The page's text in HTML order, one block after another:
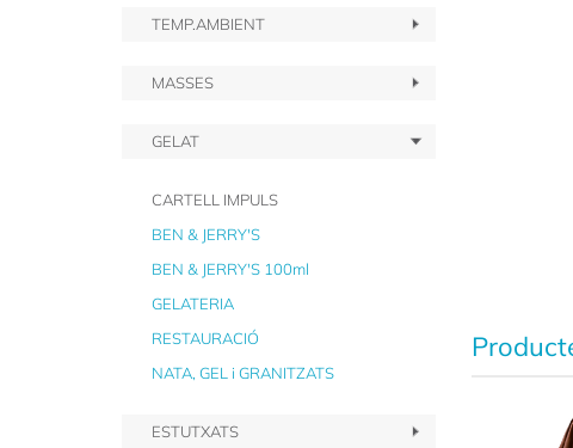
TEMP.AMBIENT
MASSES
GELAT
CARTELL IMPULS
BEN & JERRY'S
BEN & JERRY'S 100ml
GELATERIA
RESTAURACIÓ
NATA, GEL i GRANITZATS
ESTUTXATS